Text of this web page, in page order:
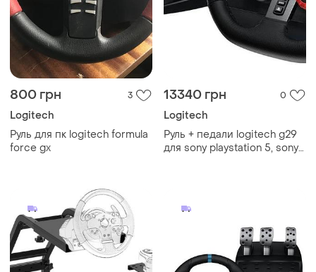
800 грн 3
Logitech
Руль для пк logitech formula
force gx
13340 грн 0
Logitech
Руль + педали logitech g29
для sony playstation 5, sony